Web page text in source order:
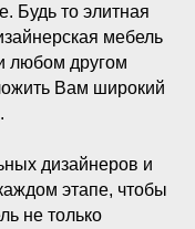
Будь то элитная
мебель
любом другом
Вам широкий
дизайнеров и
этапе, чтобы
не только